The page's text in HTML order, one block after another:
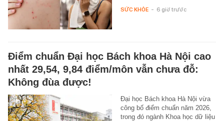
SỨC KHỎE - 6 giờ trước
Điểm chuẩn Đại học Bách khoa Hà Nội cao
nhất 29,54, 9,84 điểm/môn vẫn chưa đỗ:
Không đùa được!
Đại học Bách khoa Hà Nội vừa
công bố điểm chuẩn năm 2026,
trong đó ngành Khoa học dữ liệu